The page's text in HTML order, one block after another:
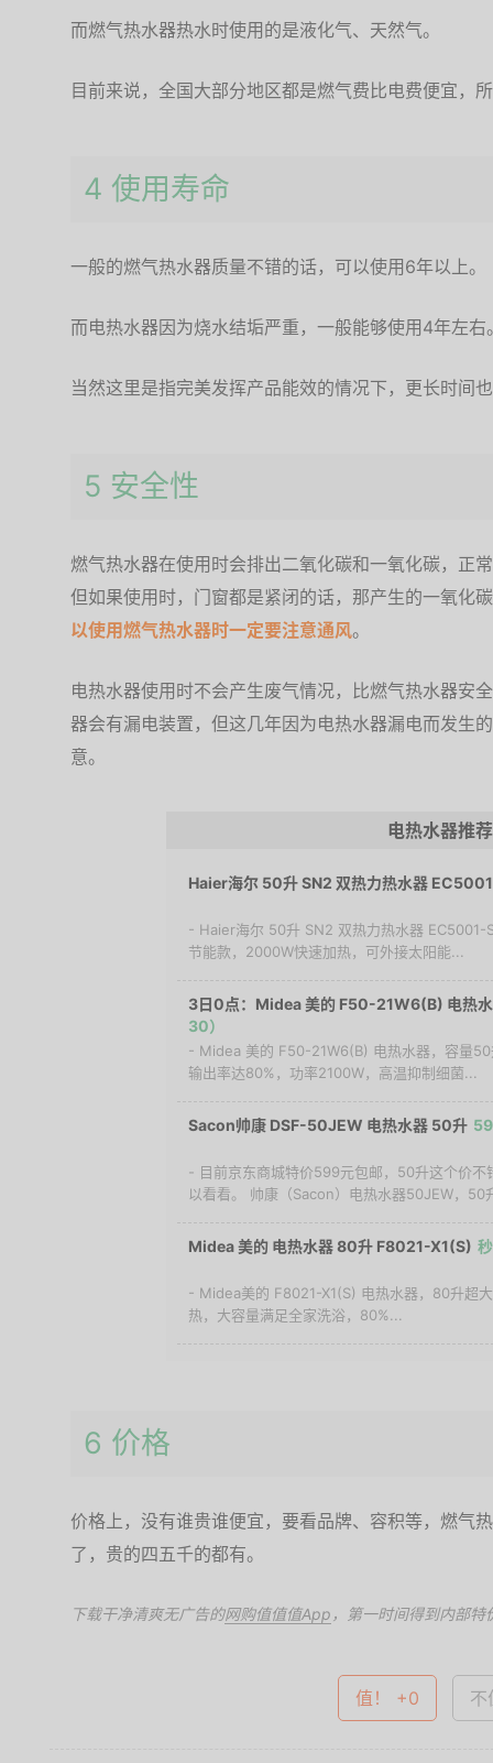
而燃气热水器热水时使用的是液化气、天然气。
目前来说，全国大部分地区都是燃气费比电费便宜，
4 使用寿命
一般的燃气热水器质量不错的话，可以使用6年以上。
而电热水器因为烧水结垢严重，一般能够使用4年左右
当然这里是指完美发挥产品能效的情况下，更长时间
5 安全性
燃气热水器在使用时会排出二氧化碳和一氧化碳，正
但如果使用时，门窗都是紧闭的话，那产生的一氧化
以使用燃气热水器时一定要注意通风。
电热水器使用时不会产生废气情况，比燃气热水器安
器会有漏电装置，但这几年因为电热水器漏电而发生
意。
电热水器推荐
Haier海尔 50升 SN2 双热力热水器
- Haier海尔 50升 SN2 双热力热水器 EC5001-
节能款，2000W快速加热，可外接太阳能...
3日0点：Midea 美的 F50-21W6(B) 电热
30）
- Midea 美的 F50-21W6(B) 电热水器，容量
输出率达80%，功率2100W，高温抑制细菌...
Sacon帅康 DSF-50JEW 电热水器 50升
- 目前京东商城特价599元包邮，50升这个价不
以看看。 帅康（Sacon）电热水器50JEW，50
Midea 美的 电热水器 80升 F8021-X1(S)
- Midea美的 F8021-X1(S) 电热水器，80升超
热，大容量满足全家洗浴，80%...
6 价格
价格上，没有谁贵谁便宜，要看品牌、容积等，燃气
了，贵的四五千的都有。
下载干净清爽无广告的网购值值值App ，第一时间得到内部特
值！ +0 不